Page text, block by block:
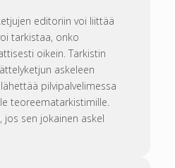
editoriin voi liittää
tarkistaa, onko
oikein. Tarkistin
askeleen
pilvipalvelimessa
teoreematarkistimille.
jos sen jokainen askel